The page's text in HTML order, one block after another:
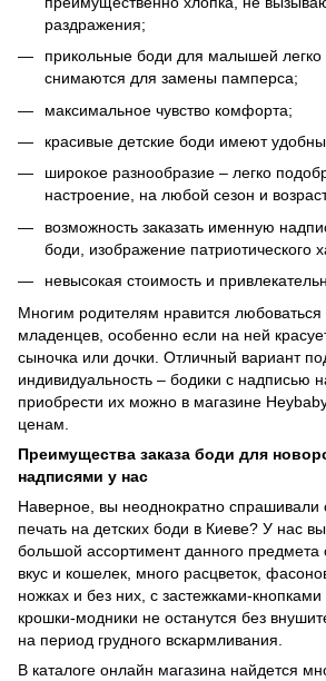
раздражения;
прикольные боди для малышей легко
снимаются для замены памперса;
максимальное чувство комфорта;
красивые детские боди имеют
широкое разнообразие – легко
настроение, на любой сезон и
возможность заказать именную
боди, изображение патриотического
невысокая стоимость и
Многим родителям нравится
младенцев, особенно если на ней
сыночка или дочки. Отличный вариант
индивидуальность – бодики с надписью
приобрести их можно в магазине
ценам.
Преимущества заказа боди для
надписями у нас
Наверное, вы неоднократно спрашивали
печать на детских боди в Киеве? У нас
большой ассортимент данного
вкус и кошелек, много расцветок,
ножках и без них, с застежками-
крошки-модники не останутся без
на период грудного вскармливания.
В каталоге онлайн магазина найдется